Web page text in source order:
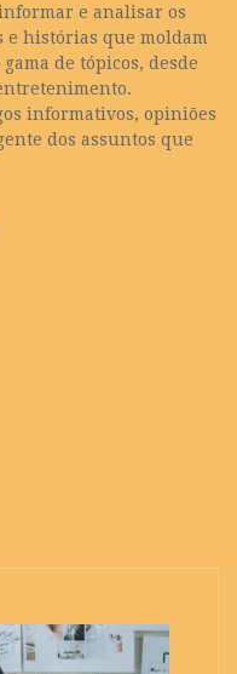
e analisar os
e histórias que moldam
de tópicos, desde
informativos, opiniões
dos assuntos que